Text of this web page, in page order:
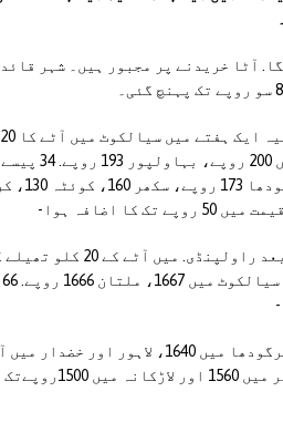
آٹا خریدنے پر مجبور ہیں۔ شہر قائد
روپے 67 پیسے،